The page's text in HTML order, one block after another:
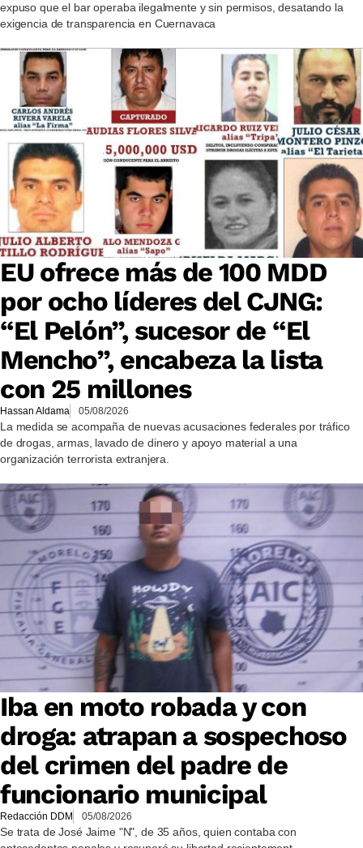
expuso que el bar operaba ilegalmente y sin permisos, desatando la
exigencia de transparencia en Cuernavaca
EU ofrece más de 100 MDD
por ocho líderes del CJNG:
“El Pelón”, sucesor de “El
Mencho”, encabeza la lista
con 25 millones
Hassan Aldama 05/08/2026
La medida se acompaña de nuevas acusaciones federales por tráfico
de drogas, armas, lavado de dinero y apoyo material a una
organización terrorista extranjera.
Iba en moto robada y con
droga: atrapan a sospechoso
del crimen del padre de
funcionario municipal
Redacción DDM 05/08/2026
Se trata de José Jaime "N", de 35 años, quien contaba con